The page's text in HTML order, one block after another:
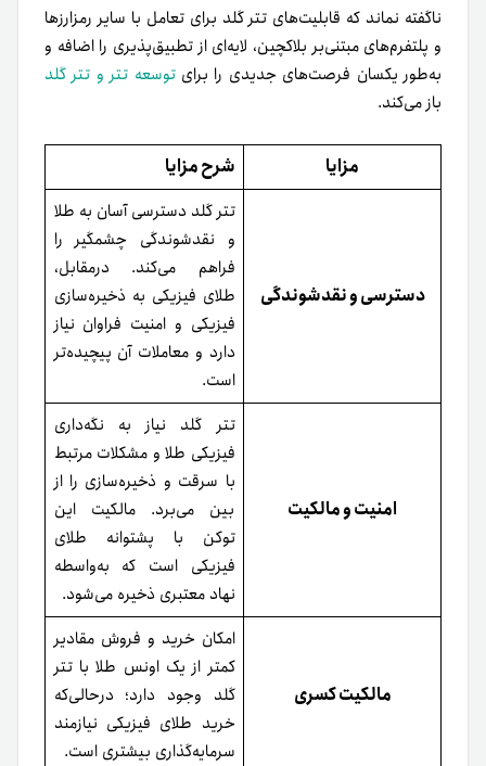
ناگفته نماند که قابلیت‌های تتر گلد برای تعامل با سایر رمزارزها
و پلتفرم‌های مبتنی‌بر بلاکچین، لایه‌ای از تطبیق‌پذیری را اضافه و
به‌طور یکسان فرصت‌های جدیدی را برایتوسعه‌ تتر و تتر گلد
باز می‌کند.
مزایا شرح مزایا
دسترسی و نقدشوندگی
تتر گلد دسترسی آسان به طلا
و نقدشوندگی چشمگیر را
فراهم می‌کند. در‌مقابل،
طلای فیزیکی به ذخیره‌سازی
فیزیکی و امنیت فراوان نیاز
دارد و معاملات آن پیچیده‌تر
است.
امنیت و مالکیت
تتر گلد نیاز به نگه‌داری
فیزیکی طلا و مشکلات مرتبط
با سرقت و ذخیره‌سازی را از
بین می‌برد. مالکیت این
توکن با پشتوانه طلای
فیزیکی است که به‌واسطه
نهاد معتبری ذخیره می‌شود.
مالکیت کسری
امکان خرید و فروش مقادیر
کمتر از یک اونس طلا با تتر
گلد وجود دارد؛ در‌حالی‌که
خرید طلای فیزیکی نیازمند
سرمایه‌گذاری بیشتری است.